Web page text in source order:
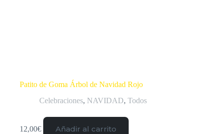
Patito de Goma Árbol de Navidad Rojo
Celebraciones, NAVIDAD, Todos
12,00€ Añadir al carrito